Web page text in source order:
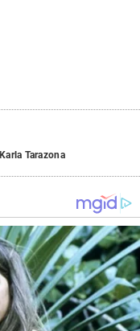
Karla Tarazona